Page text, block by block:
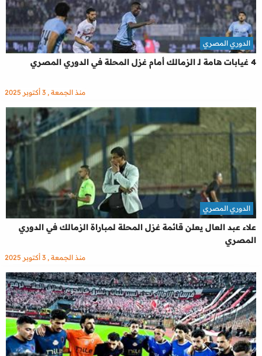
4 غيابات هامة لـ الزمالك أمام غزل المحلة في الدوري المصري
الدوري المصري
منذ الجمعة , 3 أكتوبر 2025
علاء عبد العال يعلن قائمة غزل المحلة لمباراة الزمالك في الدوري
المصري
الدوري المصري
منذ الجمعة , 3 أكتوبر 2025